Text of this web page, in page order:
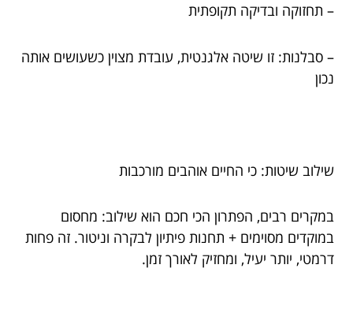
– תחזוקה ובדיקה תקופתית
– סבלנות: זו שיטה אלגנטית, עובדת מצוין כשעושים אותה
נכון
שילוב שיטות: כי החיים אוהבים מורכבות
במקרים רבים, הפתרון הכי חכם הוא שילוב: מחסום
במוקדים מסוימים + תחנות פיתיון לבקרה וניטור. זה פחות
דרמטי, יותר יעיל, ומחזיק לאורך זמן.